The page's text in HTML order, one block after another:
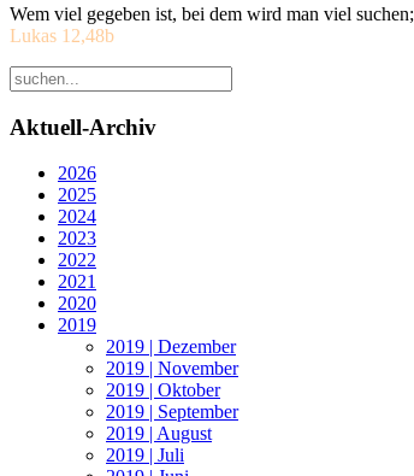
Wem viel gegeben ist, bei dem wird man viel
Lukas 12,48b
Aktuell-Archiv
2026
2025
2024
2023
2022
2021
2020
2019
2019 | Dezember
2019 | November
2019 | Oktober
2019 | September
2019 | August
2019 | Juli